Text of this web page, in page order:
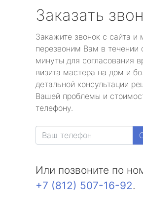
Заказать
Закажите звонок с сайта и
перезвоним Вам в течении
минуты для согласования
визита мастера на дом и
детальной консультации
Вашей проблемы и
телефону.
Или позвоните по
+7 (812) 507-16-92.